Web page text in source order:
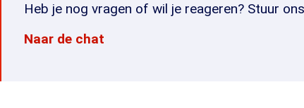
Heb je nog vragen of wil je reageren? Stuur
Naar de chat